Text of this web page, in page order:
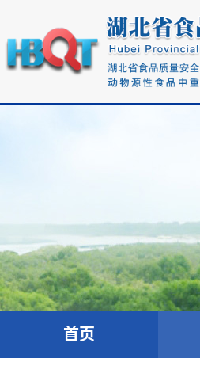
首页